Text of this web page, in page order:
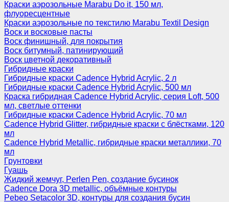
Краски аэрозольные Marabu Do it, 150 мл,
флуоресцентные
Краски аэрозольные по текстилю Marabu Textil Design
Воск и восковые пасты
Воск финишный, для покрытия
Воск битумный, патинирующий
Воск цветной декоративный
Гибридные краски
Гибридные краски Cadence Hybrid Acrylic, 2 л
Гибридные краски Cadence Hybrid Acrylic, 500 мл
Краска гибридная Cadence Hybrid Acrylic, серия Loft, 500
мл, светлые оттенки
Гибридные краски Cadence Hybrid Acrylic, 70 мл
Cadence Hybrid Glitter, гибридные краски с блёстками, 120
мл
Cadence Hybrid Metallic, гибридные краски металлики, 70
мл
Грунтовки
Гуашь
Жидкий жемчуг, Perlen Pen, создание бусинок
Cadence Dora 3D metallic, объёмные контуры
Pebeo Setacolor 3D, контуры для создания бусин